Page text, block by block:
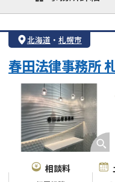
借金返済相談・交渉
個人再生
会社破産・法人破産
カードローン
北海道 ・ 札幌市
春田法律事務所
相談料